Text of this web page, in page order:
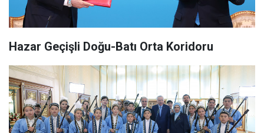
Hazar Geçişli Doğu-Batı Orta Koridoru